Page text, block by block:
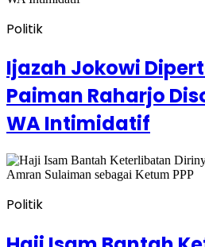
Politik
Ijazah Jokowi
Paiman Raharjo
WA Intimidatif
Politik